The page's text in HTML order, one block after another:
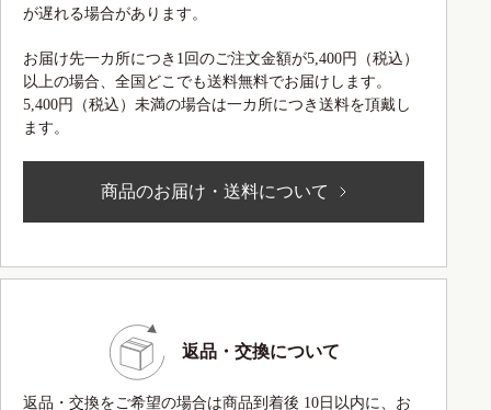
が遅れる場合があります。
お届け先一カ所につき1回のご注文金額が5,400円（税込）
以上の場合、全国どこでも送料無料でお届けします。
5,400円（税込）未満の場合は一カ所につき送料を頂戴し
ます。
商品のお届け・送料について
返品・交換について
返品・交換をご希望の場合は商品到着後 10日以内に、お